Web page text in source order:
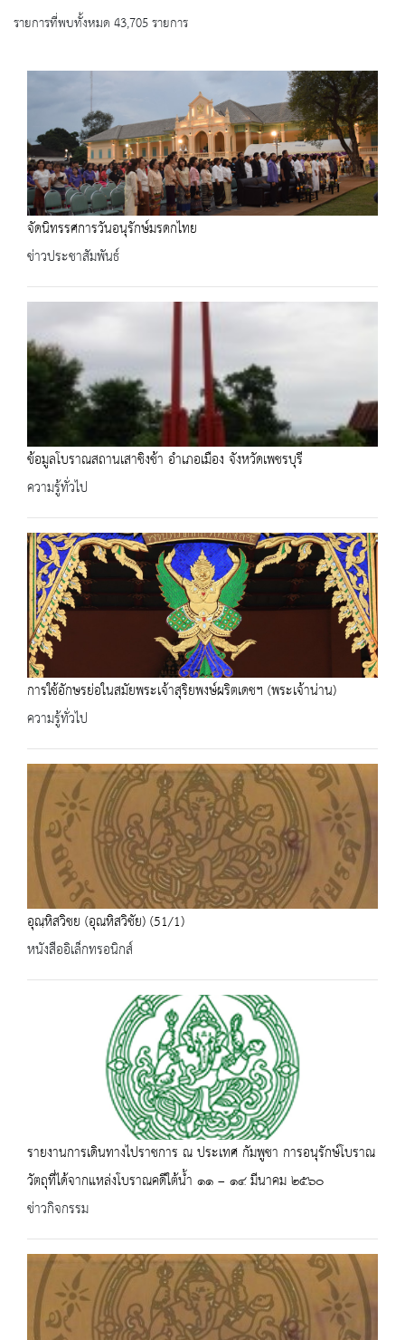
รายการที่พบทั้งหมด 43,705 รายการ
จัดนิทรรศการวันอนุรักษ์มรดกไทย
ข่าวประชาสัมพันธ์
ข้อมูลโบราณสถานเสาชิงช้า อำเภอเมือง จังหวัดเพชรบุรี
ความรู้ทั่วไป
การใช้อักษรย่อในสมัยพระเจ้าสุริยพงษ์ผริตเดชฯ (พระเจ้าน่าน)
ความรู้ทั่วไป
อุณฺหิสวิชย (อุณหิสวิชัย) (51/1)
หนังสืออิเล็กทรอนิกส์
รายงานการเดินทางไปราชการ ณ ประเทศ กัมพูชา การอนุรักษ์โบราณ
วัตถุที่ได้จากแหล่งโบราณคดีใต้น้ำ ๑๑ – ๑๔ มีนาคม ๒๕๖๐
ข่าวกิจกรรม